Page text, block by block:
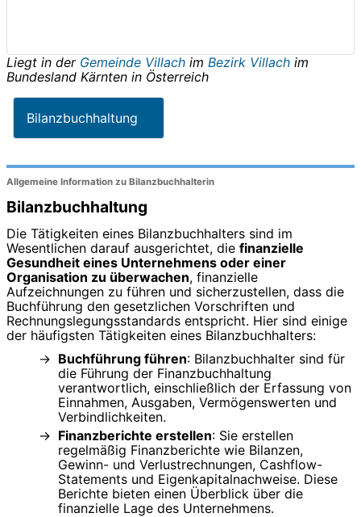
Liegt in der Gemeinde Villach im Bezirk Villach im
Bundesland Kärnten in Österreich
Bilanzbuchhaltung
Allgemeine Information zu Bilanzbuchhalterin
Bilanzbuchhaltung
Die Tätigkeiten eines Bilanzbuchhalters sind im
Wesentlichen darauf ausgerichtet, die finanzielle
Gesundheit eines Unternehmens oder einer
Organisation zu überwachen, finanzielle
Aufzeichnungen zu führen und sicherzustellen, dass die
Buchführung den gesetzlichen Vorschriften und
Rechnungslegungsstandards entspricht. Hier sind einige
der häufigsten Tätigkeiten eines Bilanzbuchhalters:
Buchführung führen: Bilanzbuchhalter sind für
die Führung der Finanzbuchhaltung
verantwortlich, einschließlich der Erfassung von
Einnahmen, Ausgaben, Vermögenswerten und
Verbindlichkeiten.
Finanzberichte erstellen: Sie erstellen
regelmäßig Finanzberichte wie Bilanzen,
Gewinn- und Verlustrechnungen, Cashflow-
Statements und Eigenkapitalnachweise. Diese
Berichte bieten einen Überblick über die
finanzielle Lage des Unternehmens.